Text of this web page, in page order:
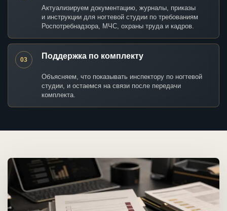
Актуализируем документацию, журналы, приказы
и инструкции для ногтевой студии по требованиям
Роспотребнадзора, МЧС, охраны труда и кадров.
03 Поддержка по комплекту
Объясняем, что показывать инспектору по ногтевой
студии, и остаемся на связи после передачи
комплекта.